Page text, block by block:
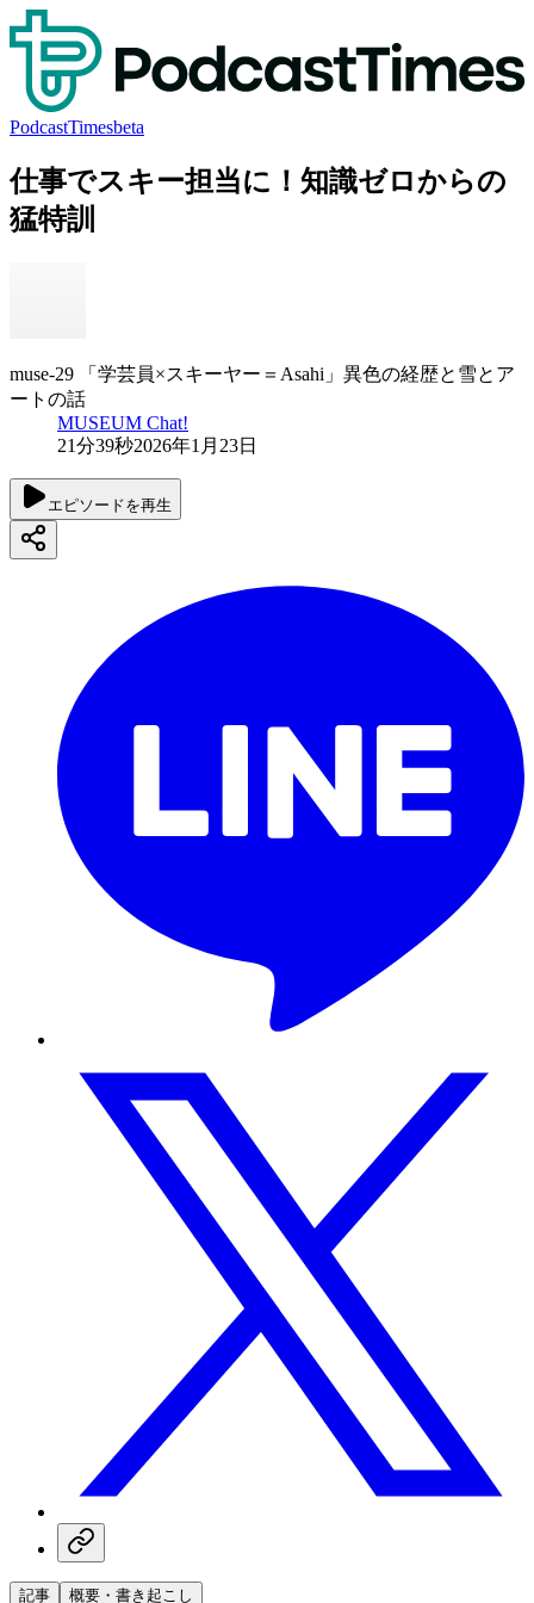
PodcastTimesbeta
仕事でスキー担当に！知識ゼロからの
猛特訓
muse-29 「学芸員×スキーヤー＝Asahi」異色の経歴と雪とア
ートの話
MUSEUM Chat!
21分39秒2026年1月23日
エピソードを再生
記事 概要・書き起こし